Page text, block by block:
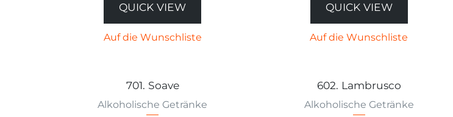
QUICK VIEW
Auf die Wunschliste
701. Soave
Alkoholische Getränke
QUICK VIEW
Auf die Wunschliste
602. Lambrusco
Alkoholische Getränke